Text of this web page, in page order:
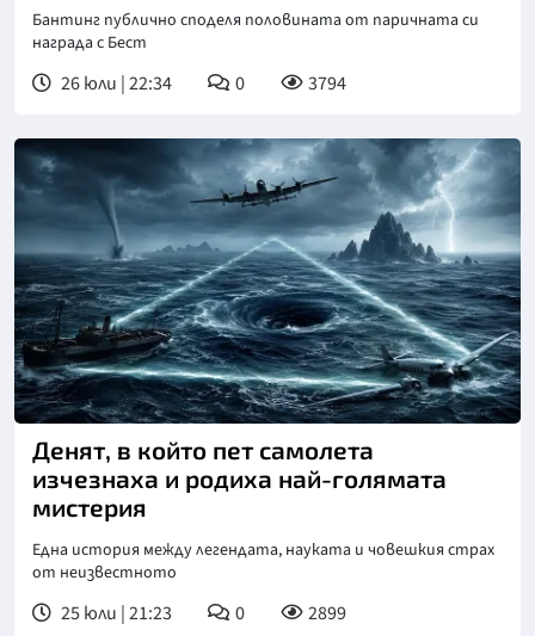
Бантинг публично споделя половината от паричната си
награда с Бест
26 юли | 22:34 0 3794
Денят, в който пет самолета
изчезнаха и родиха най-голямата
мистерия
Една история между легендата, науката и човешкия страх
от неизвестното
25 юли | 21:23 0 2899